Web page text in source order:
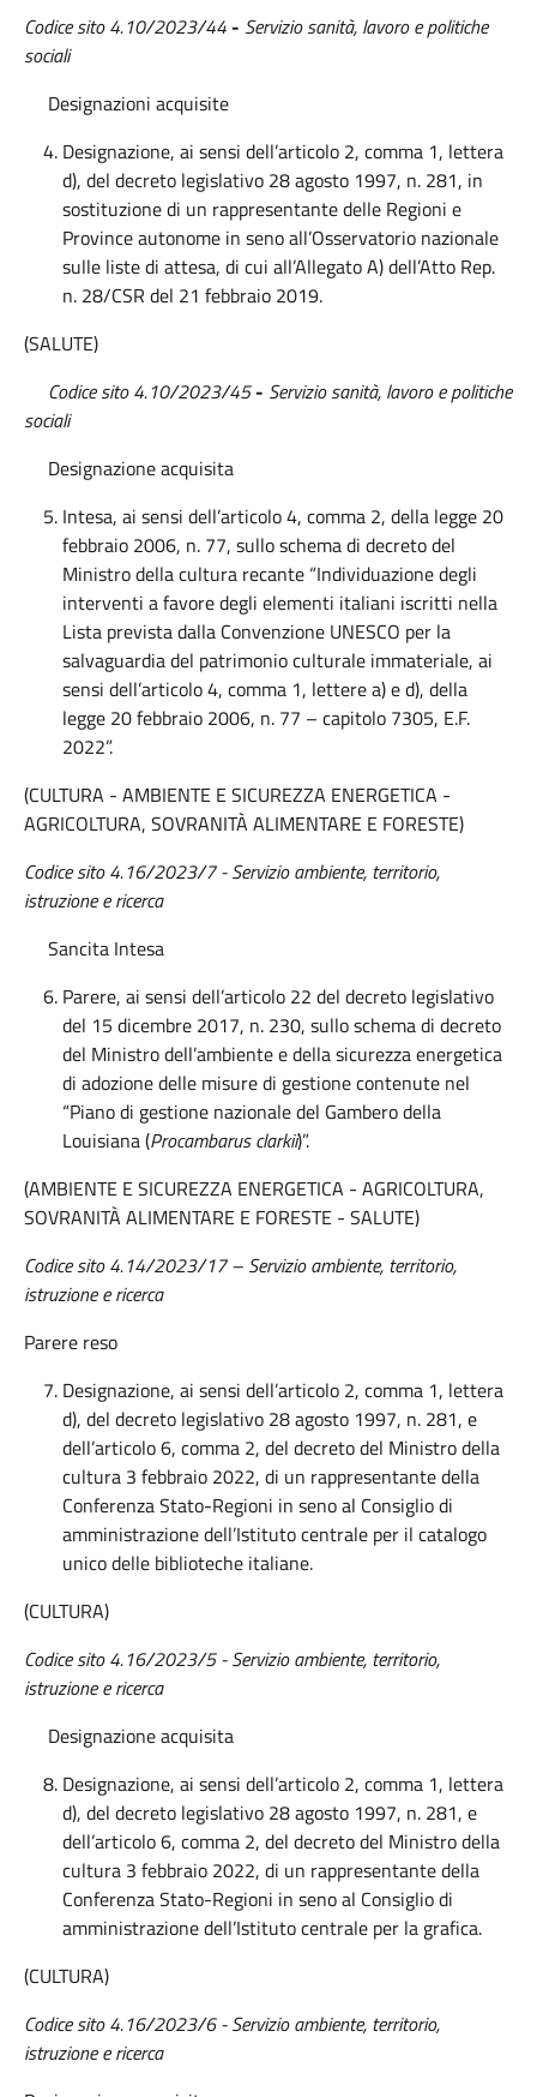
Codice sito 4.10/2023/44- Servizio sanità, lavoro e politiche
sociali
Designazioni acquisite
Designazione, ai sensi dell’articolo 2, comma 1, lettera
d), del decreto legislativo 28 agosto 1997, n. 281, in
sostituzione di un rappresentante delle Regioni e
Province autonome in seno all’Osservatorio nazionale
sulle liste di attesa, di cui all’Allegato A) dell’Atto Rep.
n. 28/CSR del 21 febbraio 2019.
(SALUTE)
Codice sito 4.10/2023/45- Servizio sanità, lavoro e politiche
sociali
Designazione acquisita
Intesa, ai sensi dell’articolo 4, comma 2, della legge 20
febbraio 2006, n. 77, sullo schema di decreto del
Ministro della cultura recante “Individuazione degli
interventi a favore degli elementi italiani iscritti nella
Lista prevista dalla Convenzione UNESCO per la
salvaguardia del patrimonio culturale immateriale, ai
sensi dell’articolo 4, comma 1, lettere a) e d), della
legge 20 febbraio 2006, n. 77 – capitolo 7305, E.F.
2022”.
(CULTURA - AMBIENTE E SICUREZZA ENERGETICA -
AGRICOLTURA, SOVRANITÀ ALIMENTARE E FORESTE)
Codice sito 4.16/2023/7 - Servizio ambiente, territorio,
istruzione e ricerca
Sancita Intesa
Parere, ai sensi dell’articolo 22 del decreto legislativo
del 15 dicembre 2017, n. 230, sullo schema di decreto
del Ministro dell’ambiente e della sicurezza energetica
di adozione delle misure di gestione contenute nel
“Piano di gestione nazionale del Gambero della
Louisiana (Procambarus clarkii)”.
(AMBIENTE E SICUREZZA ENERGETICA - AGRICOLTURA,
SOVRANITÀ ALIMENTARE E FORESTE - SALUTE)
Codice sito 4.14/2023/17 – Servizio ambiente, territorio,
istruzione e ricerca
Parere reso
Designazione, ai sensi dell’articolo 2, comma 1, lettera
d), del decreto legislativo 28 agosto 1997, n. 281, e
dell’articolo 6, comma 2, del decreto del Ministro della
cultura 3 febbraio 2022, di un rappresentante della
Conferenza Stato-Regioni in seno al Consiglio di
amministrazione dell’Istituto centrale per il catalogo
unico delle biblioteche italiane.
(CULTURA)
Codice sito 4.16/2023/5 - Servizio ambiente, territorio,
istruzione e ricerca
Designazione acquisita
Designazione, ai sensi dell’articolo 2, comma 1, lettera
d), del decreto legislativo 28 agosto 1997, n. 281, e
dell’articolo 6, comma 2, del decreto del Ministro della
cultura 3 febbraio 2022, di un rappresentante della
Conferenza Stato-Regioni in seno al Consiglio di
amministrazione dell’Istituto centrale per la grafica.
(CULTURA)
Codice sito 4.16/2023/6 - Servizio ambiente, territorio,
istruzione e ricerca